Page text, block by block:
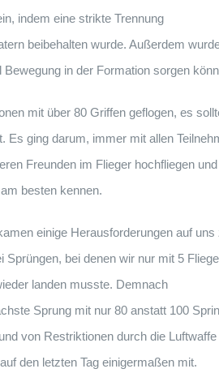
indem eine strikte Trennung
beibehalten wurde. Außerdem
in der Formation sorgen
mit über 80 Griffen geflogen, es
Es ging darum, immer mit allen
Freunden im Flieger hochfliegen
besten kennen.
einige Herausforderungen auf
Sprüngen, bei denen wir nur mit 5
landen musste. Demnach
Sprung mit nur 80 anstatt 100
von Restriktionen durch die
den letzten Tag einigermaßen mit.